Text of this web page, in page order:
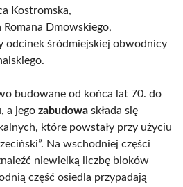
Kostromska,
Romana Dmowskiego,
odcinek śródmiejskiej obwodnicy
budowane od końca lat 70. do
a jego zabudowa składa się
które powstały przy użyciu
Na wschodniej części
niewielką liczbę bloków
część osiedla przypadają